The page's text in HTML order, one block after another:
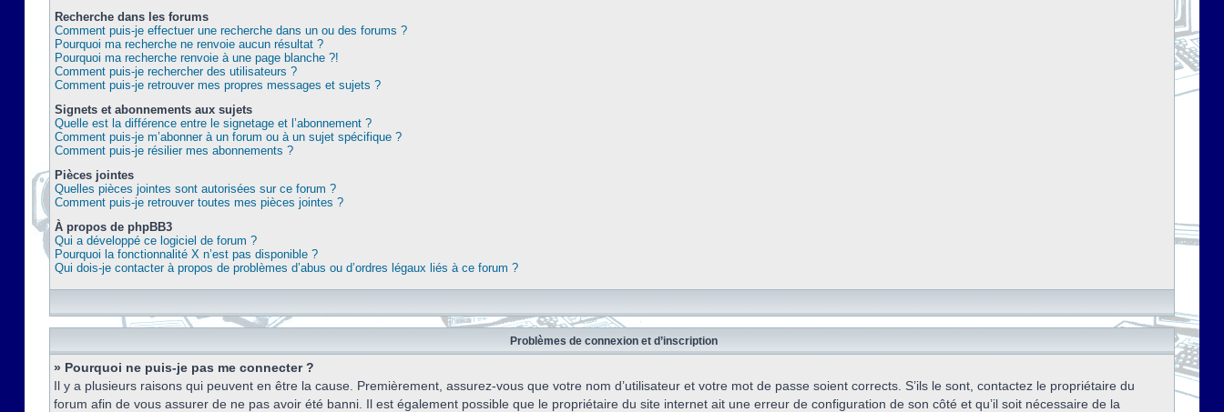
Recherche dans les forums
Comment puis-je effectuer une recherche dans un ou des forums ?
Pourquoi ma recherche ne renvoie aucun résultat ?
Pourquoi ma recherche renvoie à une page blanche ?!
Comment puis-je rechercher des utilisateurs ?
Comment puis-je retrouver mes propres messages et sujets ?
Signets et abonnements aux sujets
Quelle est la différence entre le signetage et l’abonnement ?
Comment puis-je m’abonner à un forum ou à un sujet spécifique ?
Comment puis-je résilier mes abonnements ?
Pièces jointes
Quelles pièces jointes sont autorisées sur ce forum ?
Comment puis-je retrouver toutes mes pièces jointes ?
À propos de phpBB3
Qui a développé ce logiciel de forum ?
Pourquoi la fonctionnalité X n’est pas disponible ?
Qui dois-je contacter à propos de problèmes d’abus ou d’ordres légaux liés à ce forum ?
Problèmes de connexion et d’inscription
» Pourquoi ne puis-je pas me connecter ?
Il y a plusieurs raisons qui peuvent en être la cause. Premièrement, assurez-vous que votre nom d’utilisateur et votre mot de passe soient corrects. S’ils le sont, contactez le propriétaire du
forum afin de vous assurer de ne pas avoir été banni. Il est également possible que le propriétaire du site internet ait une erreur de configuration de son côté et qu’il soit nécessaire de la